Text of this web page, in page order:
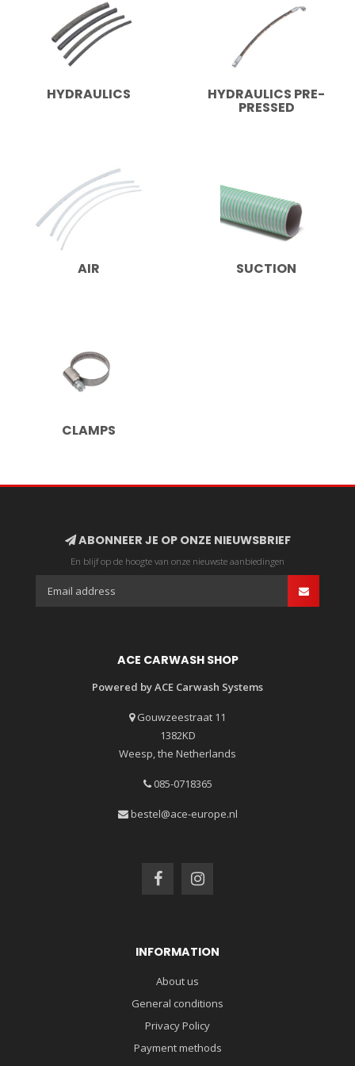
HYDRAULICS HYDRAULICS PRE-
PRESSED
AIR SUCTION
CLAMPS
ABONNEER JE OP ONZE NIEUWSBRIEF
En blijf op de hoogte van onze nieuwste aanbiedingen
ACE CARWASH SHOP
Powered by ACE Carwash Systems
Gouwzeestraat 11
1382KD
Weesp, the Netherlands
085-0718365
bestel@ace-europe.nl
INFORMATION
About us
General conditions
Privacy Policy
Payment methods